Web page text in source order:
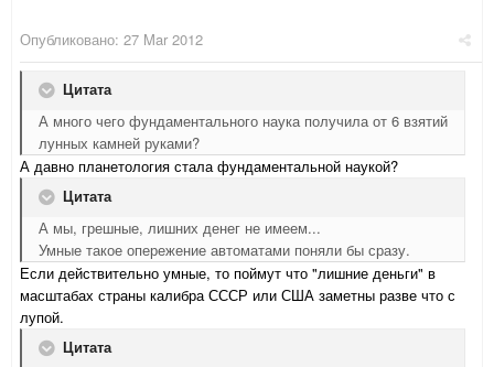
Опубликовано: 27 Mar 2012
Цитата
А много чего фундаментального наука получила от 6 взятий
лунных камней руками?
А давно планетология стала фундаментальной наукой?
Цитата
А мы, грешные, лишних денег не имеем...
Умные такое опережение автоматами поняли бы сразу.
Если действительно умные, то поймут что "лишние деньги" в
масштабах страны калибра СССР или США заметны разве что с
лупой.
Цитата